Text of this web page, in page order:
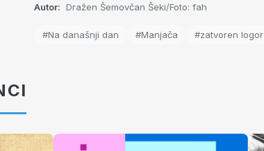
Autor: Dražen Šemovčan Šeki/Foto: fah
#Na današnji dan #Manjača #zatvoren logor